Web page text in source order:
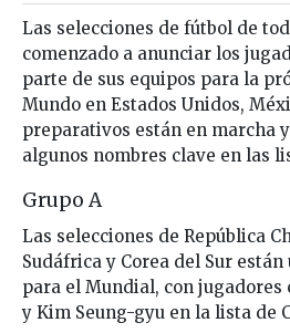
Las selecciones de fútbol de
comenzado a anunciar los
parte de sus equipos para la
Mundo en Estados Unidos,
preparativos están en marcha
algunos nombres clave en las
Grupo A
Las selecciones de República
Sudáfrica y Corea del Sur
para el Mundial, con jugadores
y Kim Seung-gyu en la lista de